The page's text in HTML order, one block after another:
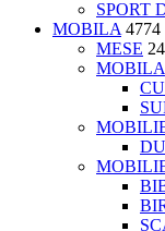
SPORT
MOBILA 4774
MESE 24
MOBILA